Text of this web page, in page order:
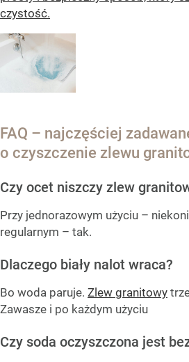
czystość.
FAQ – najczęściej
o czyszczenie zlewu
Czy ocet niszczy zlew
Przy jednorazowym użyciu –
regularnym – tak.
Dlaczego biały nalot wraca?
Bo woda paruje. Zlew granitowy
Zawasze i po każdym użyciu
Czy soda oczyszczona jest